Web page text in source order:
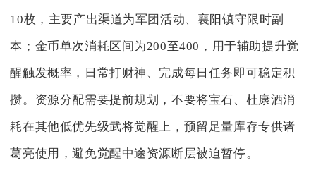
10枚，主要产出渠道为军团活动、襄阳镇守限时副
本；金币单次消耗区间为200至400，用于辅助提升觉
醒触发概率，日常打财神、完成每日任务即可稳定积
攒。资源分配需要提前规划，不要将宝石、杜康酒消
耗在其他低优先级武将觉醒上，预留足量库存专供诸
葛亮使用，避免觉醒中途资源断层被迫暂停。